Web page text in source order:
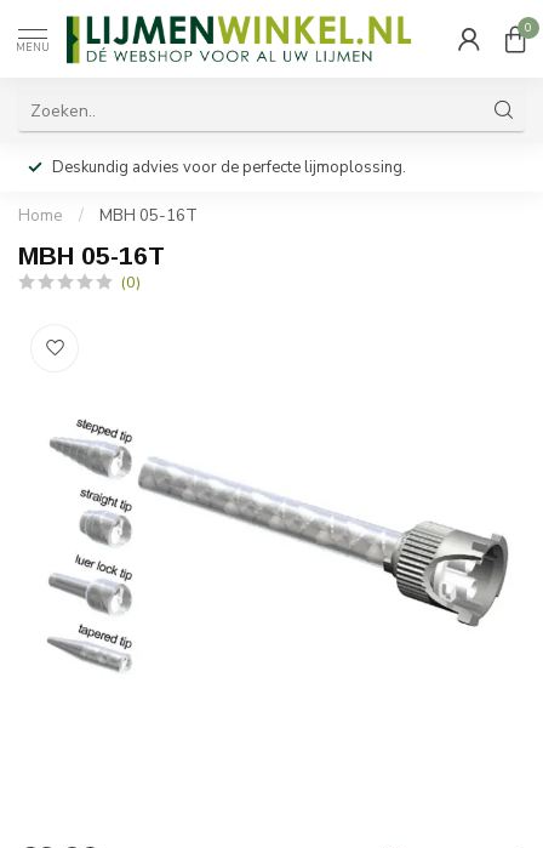
MENU
0
Deskundig advies voor de perfecte lijmoplossing.
Home / MBH 05-16T
MBH 05-16T
(0)